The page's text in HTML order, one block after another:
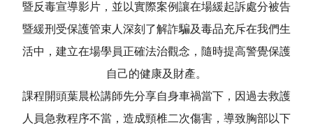
暨反毒宣導影片，並以實際案例讓在場緩起訴處分被告
暨緩刑受保護管束人深刻了解詐騙及毒品充斥在我們生
活中，建立在場學員正確法治觀念，隨時提高警覺保護
自己的健康及財產。
課程開頭葉晨松講師先分享自身車禍當下，因過去救護
人員急救程序不當，造成頸椎二次傷害，導致胸部以下